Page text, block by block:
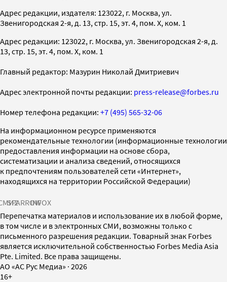
Адрес редакции, издателя: 123022, г. Москва, ул.
Звенигородская 2-я, д. 13, стр. 15, эт. 4, пом. X, ком. 1
Адрес редакции: 123022, г. Москва, ул. Звенигородская 2-я, д.
13, стр. 15, эт. 4, пом. X, ком. 1
Главный редактор: Мазурин Николай Дмитриевич
Адрес электронной почты редакции: press-release@forbes.ru
Номер телефона редакции: +7 (495) 565-32-06
На информационном ресурсе применяются
рекомендательные технологии (информационные технологии
предоставления информации на основе сбора,
систематизации и анализа сведений, относящихся
к предпочтениям пользователей сети «Интернет»,
находящихся на территории Российской Федерации)
SPARROWINFOX
Перепечатка материалов и использование их в любой форме,
в том числе и в электронных СМИ, возможны только с
письменного разрешения редакции. Товарный знак Forbes
является исключительной собственностью Forbes Media Asia
Pte. Limited. Все права защищены.
AO «АС Рус Медиа» · 2026
16+